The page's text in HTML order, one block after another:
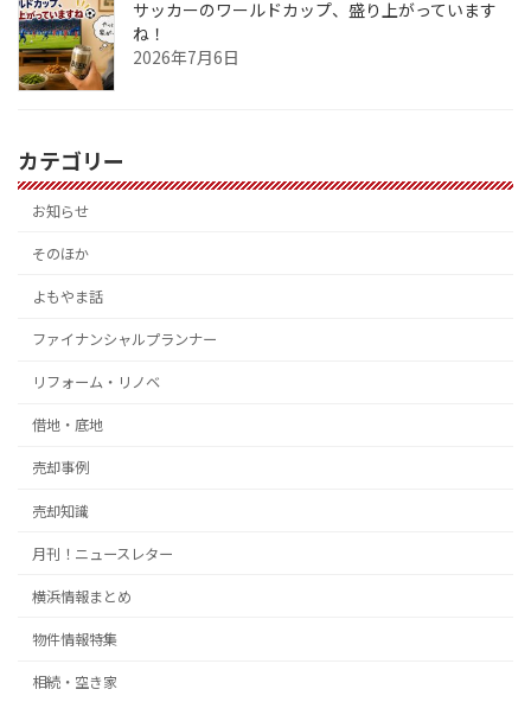
サッカーのワールドカップ、盛り上がっています
ね！
2026年7月6日
カテゴリー
お知らせ
そのほか
よもやま話
ファイナンシャルプランナー
リフォーム・リノベ
借地・底地
売却事例
売却知識
月刊！ニュースレター
横浜情報まとめ
物件情報特集
相続・空き家